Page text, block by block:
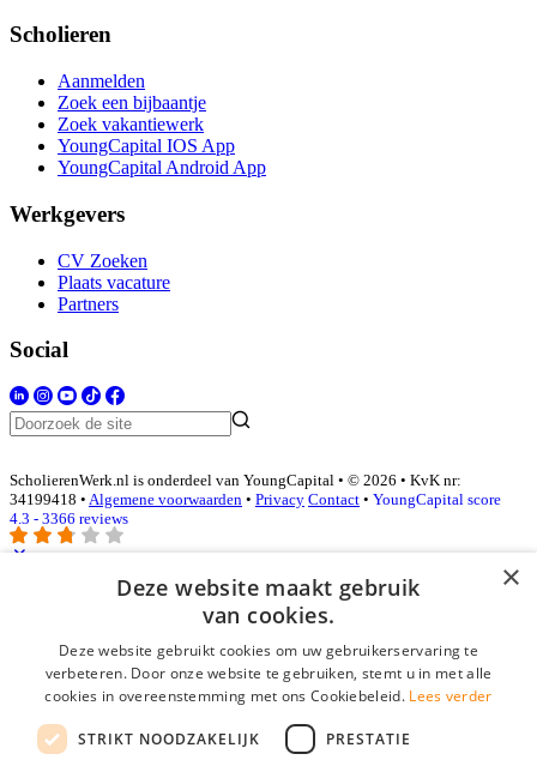
Scholieren
Aanmelden
Zoek een bijbaantje
Zoek vakantiewerk
YoungCapital IOS App
YoungCapital Android App
Werkgevers
CV Zoeken
Plaats vacature
Partners
Social
ScholierenWerk.nl is onderdeel van YoungCapital • © 2026 • KvK nr:
34199418 • Algemene voorwaarden • Privacy Contact • YoungCapital score
4.3 - 3366 reviews
Inloggen als bedrijf
E-mail*
Wachtwoord
login gegevens onthouden
×
Deze website maakt gebruik
van cookies.
Deze website gebruikt cookies om uw gebruikerservaring te
verbeteren. Door onze website te gebruiken, stemt u in met alle
cookies in overeenstemming met ons Cookiebeleid. Lees verder
STRIKT NOODZAKELIJK PRESTATIE